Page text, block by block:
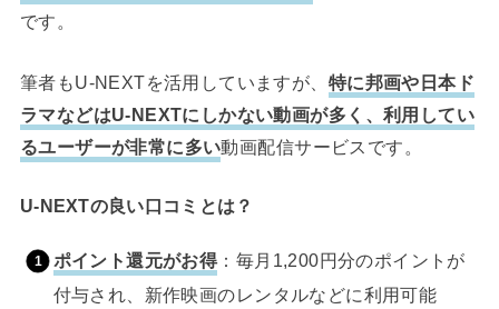
です。
筆者もU-NEXTを活用していますが、 特に邦画や日本ド
ラマなどはU-NEXTにしかない動画が多く、利用してい
るユーザーが非常に多い動画配信サービスです。
U-NEXTの良い口コミとは？
ポイント還元がお得：毎月1,200円分のポイントが
付与され、新作映画のレンタルなどに利用可能